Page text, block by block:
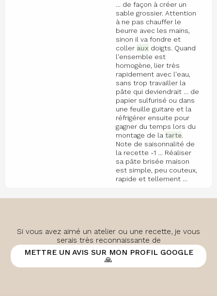
… de façon à créer un
sable grossier. Attention
à ne pas chauffer le
beurre avec les mains,
sinon il va fondre et
coller aux doigts. Quand
l'ensemble est
homogène, lier très
rapidement avec l'eau,
sans trop travailler la
pâte qui deviendrait … de
papier sulfurisé ou dans
une feuille guitare et la
réfrigérer ensuite pour
gagner du temps lors du
montage de la tarte.
Note de saisonnalité de
la recette -1 … Réaliser
sa pâte brisée maison
est simple, peu couteux,
rapide et tellement …
Si vous avez aimé un atelier ou une recette, je vous
serais très reconnaissante de
METTRE UN AVIS SUR MON PROFIL GOOGLE
🙏